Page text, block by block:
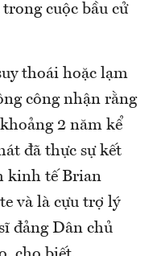
cuộc bầu cử
thoái hoặc lạm
công nhận rằng
2 năm kể
đã thực sự kết
kinh tế Brian
và là cựu trợ lý
đảng Dân chủ